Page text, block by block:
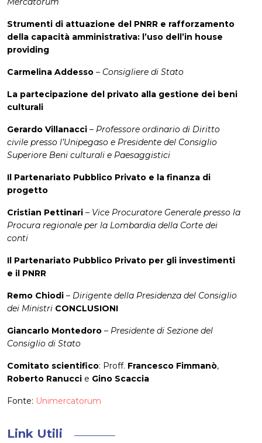
Strumenti di attuazione del PNRR e rafforzamento
della capacità amministrativa: l’uso dell’in house
providing
Carmelina Addesso – Consigliere di Stato
La partecipazione del privato alla gestione dei beni
culturali
Gerardo Villanacci – Professore ordinario di Diritto
civile presso l’Unipegaso e Presidente del Consiglio
Superiore Beni culturali e Paesaggistici
Il Partenariato Pubblico Privato e la finanza di
progetto
Cristian Pettinari – Vice Procuratore Generale presso la
Procura regionale per la Lombardia della Corte dei
conti
Il Partenariato Pubblico Privato per gli investimenti
e il PNRR
Remo Chiodi – Dirigente della Presidenza del Consiglio
dei Ministri CONCLUSIONI
Giancarlo Montedoro – Presidente di Sezione del
Consiglio di Stato
Comitato scientifico: Proff. Francesco Fimmanò,
Roberto Ranucci e Gino Scaccia
Fonte: Unimercatorum
Link Utili